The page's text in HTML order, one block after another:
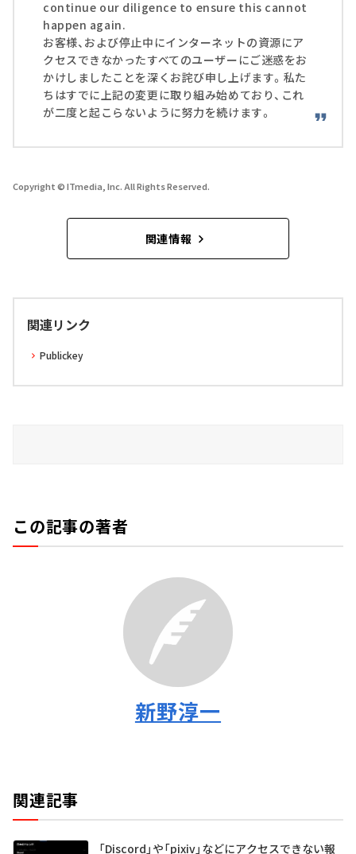
continue our diligence to ensure this cannot
happen again.
お客様、および停止中にインターネットの資源にア
クセスできなかったすべてのユーザーにご迷惑をお
かけしましたことを深くお詫び申し上げます。私た
ちはすでに上記の変更に取り組み始めており、これ
が二度と起こらないように努力を続けます。
Copyright © ITmedia, Inc. All Rights Reserved.
関連情報
関連リンク
Publickey
この記事の著者
新野淳一
関連記事
「Discord」や「pixiv」などにアクセスできない報